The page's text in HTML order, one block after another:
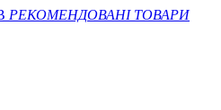
РЕКОМЕНДОВАНІ ТОВАРИ